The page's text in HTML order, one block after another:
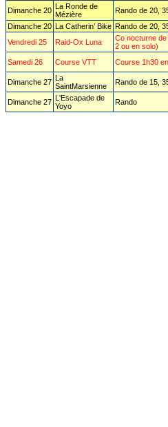
Dimanche 20 La Ronde de
Mézière
Rando de 20,
Dimanche 20 La Catherin’ Bike Rando de 20,
Vendredi 25
Raid-Ox Luna
Co nocturne
2 ou en solo)
Samedi 26 Course VTT Course 1h30
Dimanche 27 La
SaintMarsienne
Rando de 15,
Dimanche 27 L'Escapade de
Yoyo
Rando